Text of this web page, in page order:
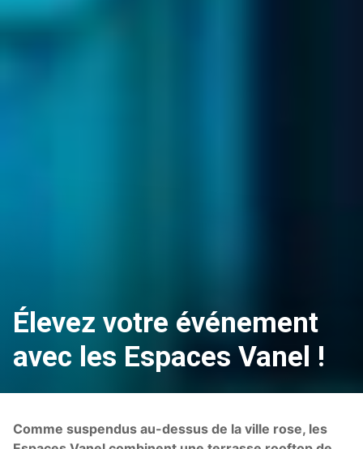
Élevez votre événement
avec les Espaces Vanel !
Comme suspendus au-dessus de la ville rose, les